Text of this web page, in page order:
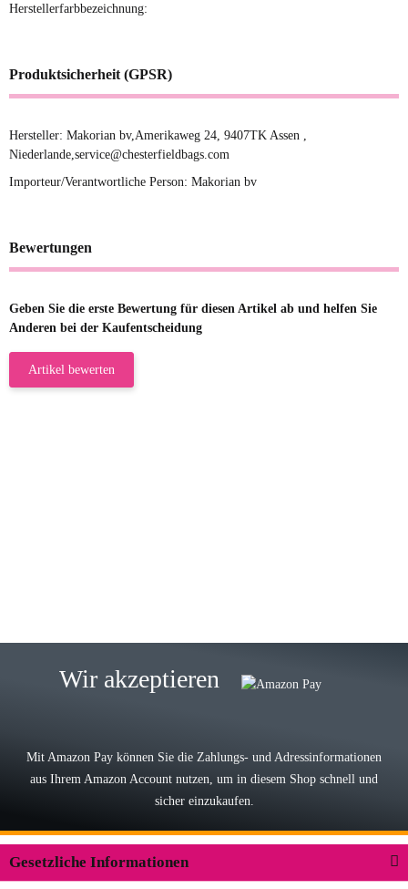
Herstellerfarbbezeichnung:
Produktsicherheit (GPSR)
Hersteller: Makorian bv,Amerikaweg 24, 9407TK Assen ,
Niederlande,service@chesterfieldbags.com
Importeur/Verantwortliche Person: Makorian bv
Bewertungen
Geben Sie die erste Bewertung für diesen Artikel ab und helfen Sie
Anderen bei der Kaufentscheidung
Artikel bewerten
Lieferung, man kann bedenkenlos
Der Koffer macht einen sehr soliden
Wir akzeptieren
Mit Amazon Pay können Sie die Zahlungs- und Adressinformationen
aus Ihrem Amazon Account nutzen, um in diesem Shop schnell und
sicher einzukaufen.
Gesetzliche Informationen